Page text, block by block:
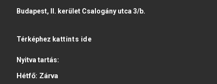
Budapest, II. kerület Csalogány utca 3/b.
Térképhez kattints ide
Nyitva tartás:
Hétfő: Zárva